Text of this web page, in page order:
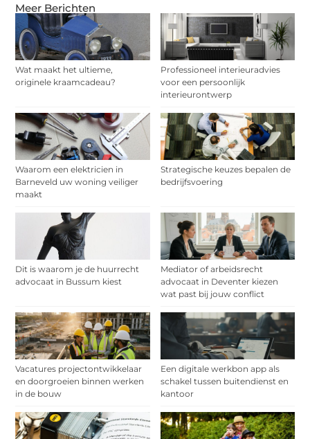
Meer Berichten
Wat maakt het ultieme,
originele kraamcadeau?
Professioneel interieuradvies
voor een persoonlijk
interieurontwerp
Waarom een elektricien in
Barneveld uw woning veiliger
maakt
Strategische keuzes bepalen de
bedrijfsvoering
Dit is waarom je de huurrecht
advocaat in Bussum kiest
Mediator of arbeidsrecht
advocaat in Deventer kiezen
wat past bij jouw conflict
Vacatures projectontwikkelaar
en doorgroeien binnen werken
in de bouw
Een digitale werkbon app als
schakel tussen buitendienst en
kantoor